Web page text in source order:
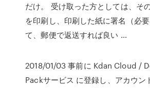
だけ。 受け取った方としては、そ
を印刷し、印刷した紙に署名（必
て、郵便で返送すれば良い …
2018/01/03 事前に Kdan Cloud /
Packサービス に登録し、アカウン